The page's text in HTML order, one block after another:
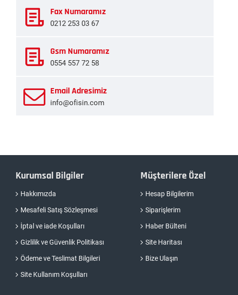
Fax Numaramız
0212 253 03 67
Gsm Numaramız
0554 557 72 58
Email Adresimiz
info@ofisin.com
Kurumsal Bilgiler
Hakkımızda
Mesafeli Satış Sözleşmesi
İptal ve iade Koşulları
Gizlilik ve Güvenlik Politikası
Ödeme ve Teslimat Bilgileri
Site Kullanım Koşulları
Müşterilere Özel
Hesap Bilgilerim
Siparişlerim
Haber Bülteni
Site Haritası
Bize Ulaşın